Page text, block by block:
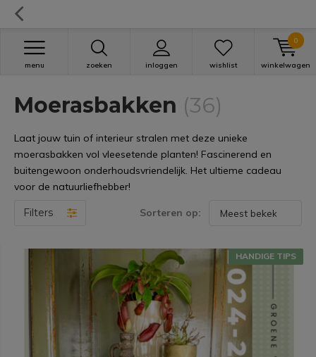
zoeken inloggen
menu wishlist winkelwagen
0
Moerasbakken (36)
Laat jouw tuin of interieur stralen met deze unieke
moerasbakken vol vleesetende planten! Fascinerend en
buitengewoon onderhoudsvriendelijk. Het ultieme cadeau
voor de natuurliefhebber!
Filters Sorteren op:
HANDIGE TIPS